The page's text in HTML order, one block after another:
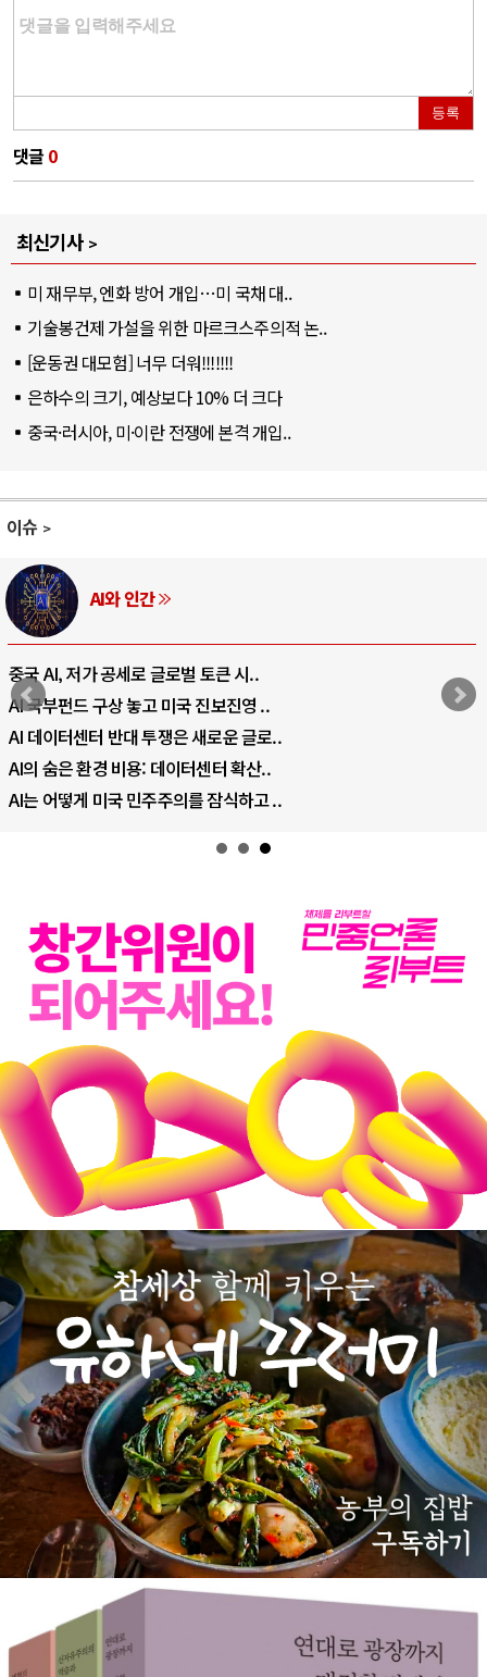
등록
댓글 0
최신기사
미 재무부, 엔화 방어 개입…미 국채 대..
기술봉건제 가설을 위한 마르크스주의적 논..
[운동권 대모험] 너무 더워!!!!!!!
은하수의 크기, 예상보다 10% 더 크다
중국·러시아, 미·이란 전쟁에 본격 개입..
이슈
AI와 인간
중국 AI, 저가 공세로 글로벌 토큰 시..
AI 국부펀드 구상 놓고 미국 진보진영 ..
AI 데이터센터 반대 투쟁은 새로운 글로..
AI의 숨은 환경 비용: 데이터센터 확산..
AI는 어떻게 미국 민주주의를 잠식하고 ..